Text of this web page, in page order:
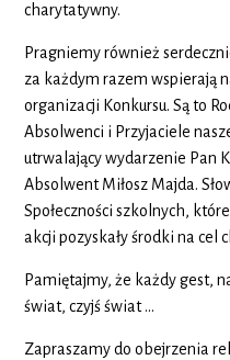
charytatywny.
Pragniemy również
za każdym razem wspierają
organizacji Konkursu. Są to
Absolwenci i Przyjaciele
utrwalający wydarzenie Pan
Absolwent Miłosz Majda.
Społeczności szkolnych,
akcji pozyskały środki na cel
Pamiętajmy, że każdy gest,
świat, czyjś świat …
Zapraszamy do obejrzenia